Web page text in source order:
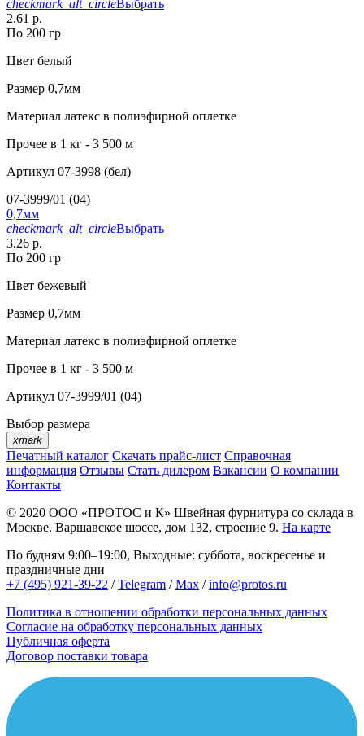
checkmark_alt_circleВыбрать
2.61 р.
По 200 гр
Цвет белый
Размер 0,7мм
Материал латекс в полиэфирной оплетке
Прочее в 1 кг - 3 500 м
Артикул 07-3998 (бел)
07-3999/01 (04)
0,7мм
checkmark_alt_circleВыбрать
3.26 р.
По 200 гр
Цвет бежевый
Размер 0,7мм
Материал латекс в полиэфирной оплетке
Прочее в 1 кг - 3 500 м
Артикул 07-3999/01 (04)
Выбор размера
xmark
Печатный каталог Скачать прайс-лист Справочная
информация Отзывы Стать дилером Вакансии О компании
Контакты
© 2020 ООО «ПРОТОС и К» Швейная фурнитура со склада в
Москве. Варшавское шоссе, дом 132, строение 9. На карте
По будням 9:00–19:00, Выходные: суббота, воскресенье и
праздничные дни
+7 (495) 921-39-22 /Telegram /Max /info@protos.ru
Политика в отношении обработки персональных данных
Согласие на обработку персональных данных
Публичная оферта
Договор поставки товара